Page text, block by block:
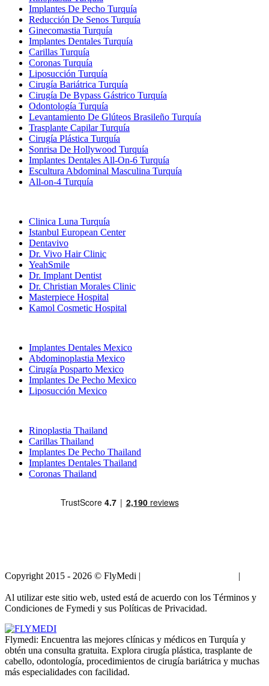
Implantes De Pecho Turquía
Reducción De Senos Turquía
Ginecomastia Turquía
Implantes Dentales Turquía
Carillas Turquía
Coronas Turquía
Liposucción Turquía
Cirugía Bariátrica Turquía
Cirugía De Bypass Gástrico Turquía
Odontología Turquía
Levantamiento De Glúteos Brasileño Turquía
Trasplante Capilar Turquía
Cirugía Plástica Turquía
Sonrisa De Hollywood Turquía
Implantes Dentales All-On-6 Turquía
Escultura Abdominal Masculina Turquía
All-on-4 Turquía
Clinica Luna Turquía
Istanbul European Center
Dentavivo
Dr. Vivo Hair Clinic
YeahSmile
Dr. Implant Dentist
Dr. Christian Morales Clinic
Masterpiece Hospital
Kamol Cosmetic Hospital
Implantes Dentales Mexico
Abdominoplastia Mexico
Cirugía Posparto Mexico
Implantes De Pecho Mexico
Liposucción Mexico
Rinoplastia Thailand
Carillas Thailand
Implantes De Pecho Thailand
Implantes Dentales Thailand
Coronas Thailand
Copyright 2015 - 2026 © FlyMedi |
|
Al utilizar este sitio web, usted está de acuerdo con los Términos y
Condiciones de Fymedi y sus Políticas de Privacidad.
Flymedi: Encuentra las mejores clínicas y médicos en Turquía y
obtén una consulta gratuita. Explora cirugía plástica, trasplante de
cabello, odontología, procedimientos de cirugía bariátrica y muchas
más especialidades con facilidad.